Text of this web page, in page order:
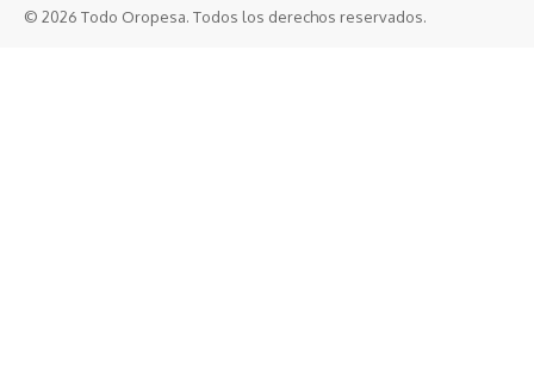
© 2026 Todo Oropesa. Todos los derechos reservados.